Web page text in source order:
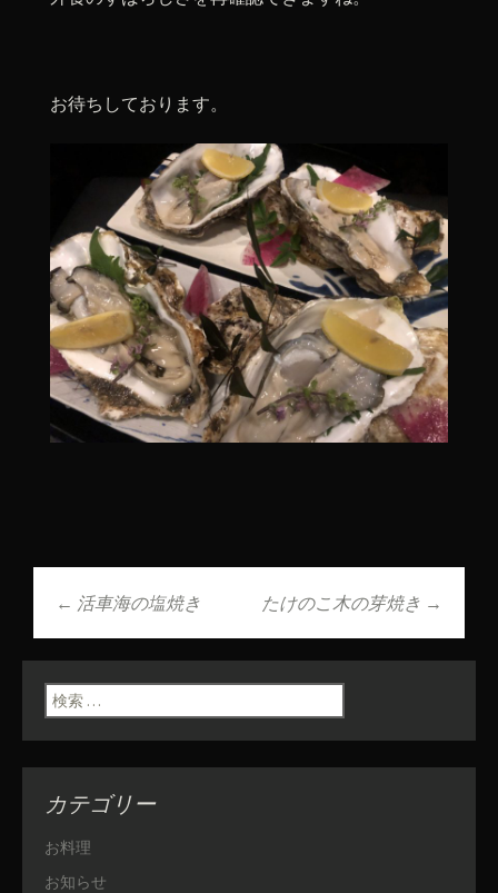
お待ちしております。
投稿ナビゲーショ
ン
← 活車海の塩焼き たけのこ木の芽焼き →
検索:
カテゴリー
お料理
お知らせ